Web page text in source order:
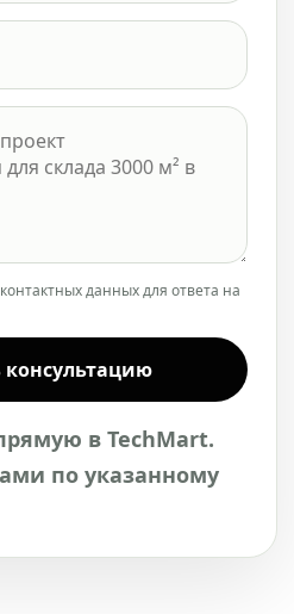
данных для ответа на
консультацию
в TechMart.
по указанному